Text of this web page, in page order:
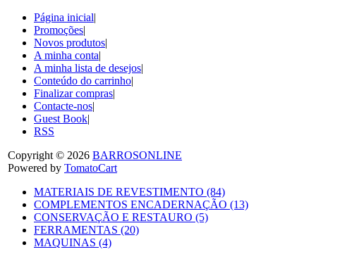
Página inicial|
Promoções|
Novos produtos|
A minha conta|
A minha lista de desejos|
Conteúdo do carrinho|
Finalizar compras|
Contacte-nos|
Guest Book|
RSS
Copyright © 2026 BARROSONLINE
Powered by TomatoCart
MATERIAIS DE REVESTIMENTO (84)
COMPLEMENTOS ENCADERNAÇÃO (13)
CONSERVAÇÃO E RESTAURO (5)
FERRAMENTAS (20)
MAQUINAS (4)